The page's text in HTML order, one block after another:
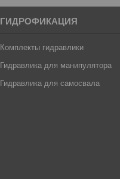
ГИДРОФИКАЦИЯ
Комплекты гидравлики
Гидравлика для манипулятора
Гидравлика для самосвала